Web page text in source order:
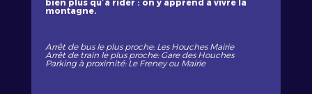
bien plus qu’à rider : on y apprend à vivre la
montagne.
Arrêt de bus le plus proche: Les Houches Mairie
Arrêt de train le plus proche: Gare des Houches
Parking à proximité: Le Freney ou Mairie